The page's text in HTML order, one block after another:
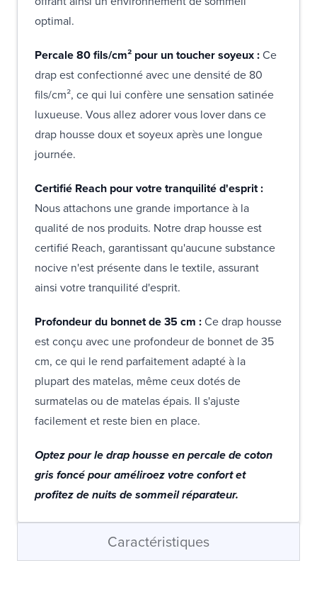
optimal.
Percale 80 fils/cm² pour un toucher soyeux :Ce
drap est confectionné avec une densité de 80
fils/cm², ce qui lui confère une sensation satinée
luxueuse. Vous allez adorer vous lover dans ce
drap housse doux et soyeux après une longue
journée.
Certifié Reach pour votre tranquilité d'esprit :
Nous attachons une grande importance à la
qualité de nos produits. Notre drap housse est
certifié Reach, garantissant qu'aucune substance
nocive n'est présente dans le textile, assurant
ainsi votre tranquilité d'esprit.
Profondeur du bonnet de 35 cm :Ce drap housse
est conçu avec une profondeur de bonnet de 35
cm, ce qui le rend parfaitement adapté à la
plupart des matelas, même ceux dotés de
surmatelas ou de matelas épais. Il s'ajuste
facilement et reste bien en place.
Optez pour le drap housse en percale de coton
gris foncé pour améliroez votre confort et
profitez de nuits de sommeil réparateur.
Caractéristiques